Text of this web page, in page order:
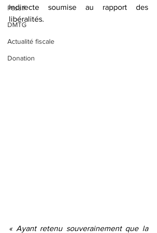
Passif
DMTG
Actualité fiscale
Donation
indirecte soumise au rapport des
libéralités.
« Ayant retenu souverainement que la